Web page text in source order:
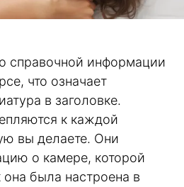
справочной информации
что означает
в заголовке.
к каждой
вы делаете. Они
о камере, которой
была настроена в